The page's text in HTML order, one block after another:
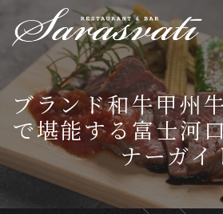
ブランド和牛甲州
で堪能する富士河
ナーガイ